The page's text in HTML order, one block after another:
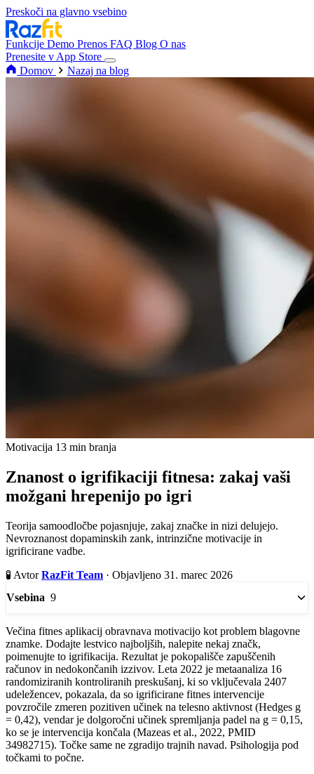
Preskoči na glavno vsebino
Funkcije Demo Prenos FAQ Blog O nas
Prenesite v App Store
Domov
Nazaj na blog
Motivacija 13 min branja
Znanost o igrifikaciji fitnesa: zakaj vaši
možgani hrepenijo po igri
Teorija samoodločbe pojasnjuje, zakaj značke in nizi delujejo.
Nevroznanost dopaminskih zank, intrinzične motivacije in
igrificirane vadbe.
🧪 AvtorRazFit Team · Objavljeno 31. marec 2026
Vsebina 9
Večina fitnes aplikacij obravnava motivacijo kot problem blagovne
znamke. Dodajte lestvico najboljših, nalepite nekaj značk,
poimenujte to igrifikacija. Rezultat je pokopališče zapuščenih
računov in nedokončanih izzivov. Leta 2022 je metaanaliza 16
randomiziranih kontroliranih preskušanj, ki so vključevala 2407
udeležencev, pokazala, da so igrificirane fitnes intervencije
povzročile zmeren pozitiven učinek na telesno aktivnost (Hedges g
= 0,42), vendar je dolgoročni učinek spremljanja padel na g = 0,15,
ko se je intervencija končala (Mazeas et al., 2022, PMID
34982715). Točke same ne zgradijo trajnih navad. Psihologija pod
točkami to počne.